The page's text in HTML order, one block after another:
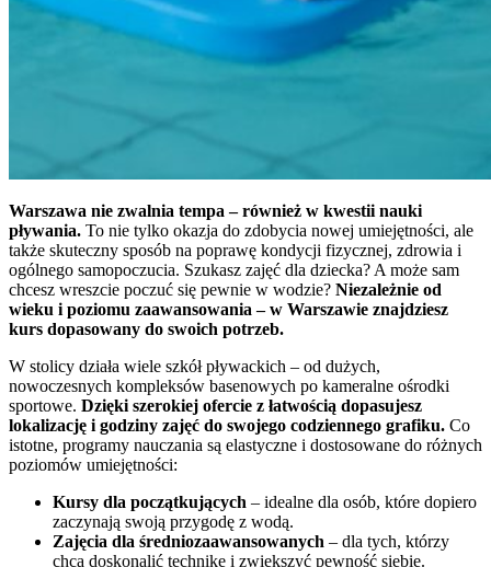
Warszawa nie zwalnia tempa – również w kwestii nauki
pływania. To nie tylko okazja do zdobycia nowej umiejętności, ale
także skuteczny sposób na poprawę kondycji fizycznej, zdrowia i
ogólnego samopoczucia. Szukasz zajęć dla dziecka? A może sam
chcesz wreszcie poczuć się pewnie w wodzie? Niezależnie od
wieku i poziomu zaawansowania – w Warszawie znajdziesz
kurs dopasowany do swoich potrzeb.
W stolicy działa wiele szkół pływackich – od dużych,
nowoczesnych kompleksów basenowych po kameralne ośrodki
sportowe. Dzięki szerokiej ofercie z łatwością dopasujesz
lokalizację i godziny zajęć do swojego codziennego grafiku. Co
istotne, programy nauczania są elastyczne i dostosowane do różnych
poziomów umiejętności:
Kursy dla początkujących – idealne dla osób, które dopiero
zaczynają swoją przygodę z wodą.
Zajęcia dla średniozaawansowanych – dla tych, którzy
chcą doskonalić technikę i zwiększyć pewność siebie.